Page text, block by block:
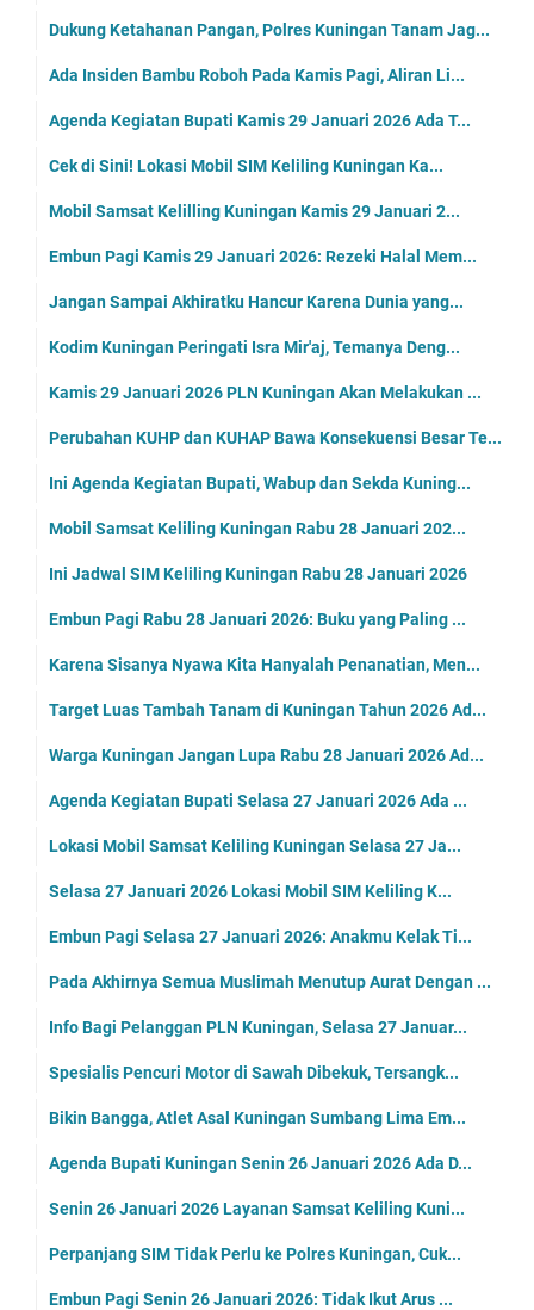
Dukung Ketahanan Pangan, Polres Kuningan Tanam Jag...
Ada Insiden Bambu Roboh Pada Kamis Pagi, Aliran Li...
Agenda Kegiatan Bupati Kamis 29 Januari 2026 Ada T...
Cek di Sini! Lokasi Mobil SIM Keliling Kuningan Ka...
Mobil Samsat Kelilling Kuningan Kamis 29 Januari 2...
Embun Pagi Kamis 29 Januari 2026: Rezeki Halal Mem...
Jangan Sampai Akhiratku Hancur Karena Dunia yang...
Kodim Kuningan Peringati Isra Mir'aj, Temanya Deng...
Kamis 29 Januari 2026 PLN Kuningan Akan Melakukan ...
Perubahan KUHP dan KUHAP Bawa Konsekuensi Besar Te...
Ini Agenda Kegiatan Bupati, Wabup dan Sekda Kuning...
Mobil Samsat Keliling Kuningan Rabu 28 Januari 202...
Ini Jadwal SIM Keliling Kuningan Rabu 28 Januari 2026
Embun Pagi Rabu 28 Januari 2026: Buku yang Paling ...
Karena Sisanya Nyawa Kita Hanyalah Penanatian, Men...
Target Luas Tambah Tanam di Kuningan Tahun 2026 Ad...
Warga Kuningan Jangan Lupa Rabu 28 Januari 2026 Ad...
Agenda Kegiatan Bupati Selasa 27 Januari 2026 Ada ...
Lokasi Mobil Samsat Keliling Kuningan Selasa 27 Ja...
Selasa 27 Januari 2026 Lokasi Mobil SIM Keliling K...
Embun Pagi Selasa 27 Januari 2026: Anakmu Kelak Ti...
Pada Akhirnya Semua Muslimah Menutup Aurat Dengan ...
Info Bagi Pelanggan PLN Kuningan, Selasa 27 Januar...
Spesialis Pencuri Motor di Sawah Dibekuk, Tersangk...
Bikin Bangga, Atlet Asal Kuningan Sumbang Lima Em...
Agenda Bupati Kuningan Senin 26 Januari 2026 Ada D...
Senin 26 Januari 2026 Layanan Samsat Keliling Kuni...
Perpanjang SIM Tidak Perlu ke Polres Kuningan, Cuk...
Embun Pagi Senin 26 Januari 2026: Tidak Ikut Arus ...